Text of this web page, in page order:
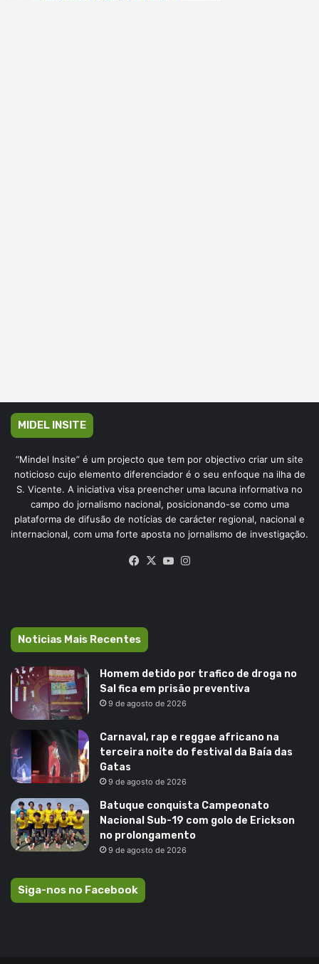
MIDEL INSITE
“Mindel Insite” é um projecto que tem por objectivo criar um site
noticioso cujo elemento diferenciador é o seu enfoque na ilha de
S. Vicente. A iniciativa visa preencher uma lacuna informativa no
campo do jornalismo nacional, posicionando-se como uma
plataforma de difusão de notícias de carácter regional, nacional e
internacional, com uma forte aposta no jornalismo de investigação.
Facebook
X YouTube
Noticias Mais Recentes
Homem detido por trafico de droga no
Sal fica em prisão preventiva
9 de agosto de 2026
Carnaval, rap e reggae africano na
terceira noite do festival da Baía das
Gatas
9 de agosto de 2026
Batuque conquista Campeonato
Nacional Sub-19 com golo de Erickson
no prolongamento
9 de agosto de 2026
Siga-nos no Facebook